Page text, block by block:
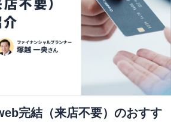
完結（来店不要）のおすす